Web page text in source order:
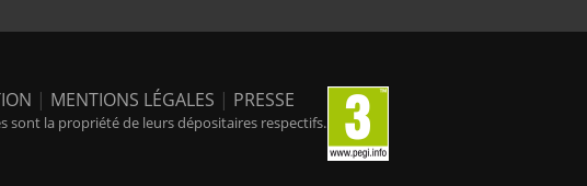
| MENTIONS LÉGALES | PRESSE
sont la propriété de leurs dépositaires respectifs.